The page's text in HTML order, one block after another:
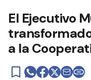
El Ejecutivo
a la